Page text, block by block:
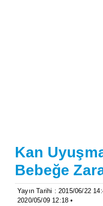
Kan
Bebeğe
Yayın Tarihi : 2015/06/22
2020/05/09 12:18 •